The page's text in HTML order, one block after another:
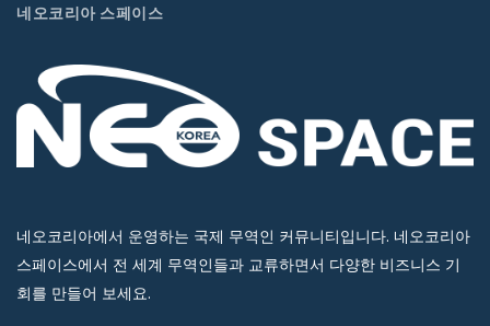
네오코리아 스페이스
네오코리아에서 운영하는 국제 무역인 커뮤니티입니다. 네오코리아
스페이스에서 전 세계 무역인들과 교류하면서 다양한 비즈니스 기
회를 만들어 보세요.